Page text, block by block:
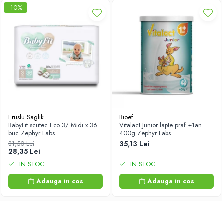
-10%
Eruslu Saglik
BabyFit scutec Eco 3/ Midi x 36
buc Zephyr Labs
31,50 Lei
28,35 Lei
IN STOC
Adauga in cos
Bioef
Vitalact Junior lapte praf +1an
400g Zephyr Labs
35,13 Lei
IN STOC
Adauga in cos